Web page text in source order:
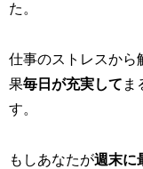
た。
仕事のストレスから
果毎日が充実して ま
す。
もしあなたが週末に